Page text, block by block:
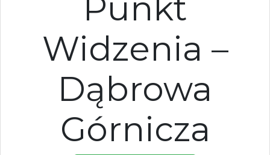
Punkt
Widzenia –
Dąbrowa
Górnicza